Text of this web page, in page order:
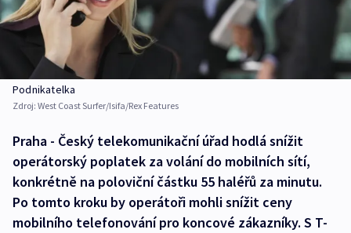
Podnikatelka
Zdroj: West Coast Surfer/Isifa/Rex Features
Praha - Český telekomunikační úřad hodlá snížit
operátorský poplatek za volání do mobilních sítí,
konkrétně na poloviční částku 55 haléřů za minutu.
Po tomto kroku by operátoři mohli snížit ceny
mobilního telefonování pro koncové zákazníky. S T-